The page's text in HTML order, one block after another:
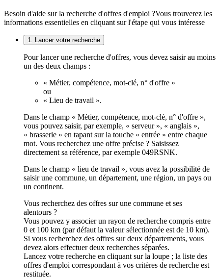
Besoin d'aide sur la recherche d'offres d'emploi ?Vous trouverez les
informations essentielles en cliquant sur l'étape qui vous intéresse
1. Lancer votre recherche
Pour lancer une recherche d'offres, vous devez saisir au moins
un des deux champs :
« Métier, compétence, mot-clé, n° d'offre »
ou
« Lieu de travail ».
Dans le champ « Métier, compétence, mot-clé, n° d'offre »,
vous pouvez saisir, par exemple, « serveur », « anglais »,
« brasserie » en tapant sur la touche « entrée » entre chaque
mot. Vous recherchez une offre précise ? Saisissez
directement sa référence, par exemple 049RSNK.
Dans le champ « lieu de travail », vous avez la possibilité de
saisir une commune, un département, une région, un pays ou
un continent.
Vous recherchez des offres sur une commune et ses
alentours ?
Vous pouvez y associer un rayon de recherche compris entre
0 et 100 km (par défaut la valeur sélectionnée est de 10 km).
Si vous recherchez des offres sur deux départements, vous
devez alors effectuer deux recherches séparées.
Lancez votre recherche en cliquant sur la loupe ; la liste des
offres d'emploi correspondant à vos critères de recherche est
restituée.